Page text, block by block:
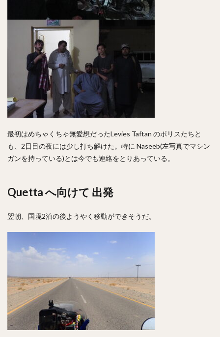
最初はめちゃくちゃ無愛想だったLevies Taftan のポリスたちと
も、2日目の夜には少し打ち解けた。特に Naseeb(左写真でマシン
ガンを持っている)とは今でも連絡をとりあっている。
Quetta へ向けて 出発
翌朝、国境2泊の後ようやく移動ができそうだ。